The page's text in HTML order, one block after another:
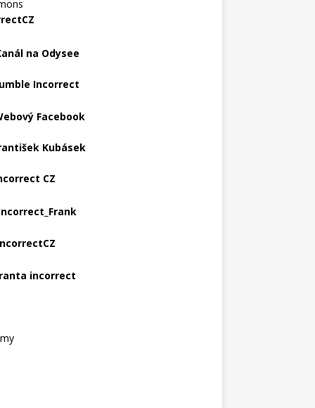
na Odysee
Incorrect
Facebook
Kubásek
CZ
incorrect